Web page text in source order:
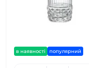
в наявності популярний